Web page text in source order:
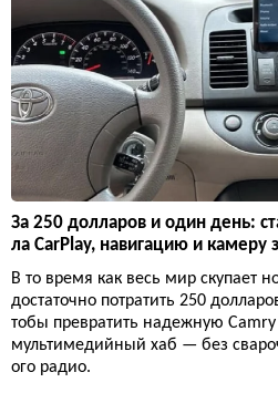
За 250 долларов и один день:
ла CarPlay, навигацию и камеру
В то время как весь мир скупает
достаточно потратить 250
тобы превратить надежную
мультимедийный хаб — без
ого радио.